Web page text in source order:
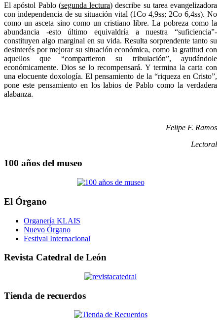
El apóstol Pablo (segunda lectura) describe su tarea evangelizadora
con independencia de su situación vital (1Co 4,9ss; 2Co 6,4ss). No
como un asceta sino como un cristiano libre. La pobreza como la
abundancia -esto último equivaldría a nuestra “suficiencia”-
constituyen algo marginal en su vida. Resulta sorprendente tanto su
desinterés por mejorar su situación económica, como la gratitud con
aquellos que “compartieron su tribulación”, ayudándole
económicamente. Dios se lo recompensará. Y termina la carta con
una elocuente doxología. El pensamiento de la “riqueza en Cristo”,
pone este pensamiento en los labios de Pablo como la verdadera
alabanza.
Felipe F. Ramos
Lectoral
100 años del museo
El Órgano
Organería KLAIS
Nuevo Órgano
Festival Internacional
Revista Catedral de León
Tienda de recuerdos